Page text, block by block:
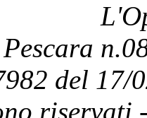
del 17/
riservati